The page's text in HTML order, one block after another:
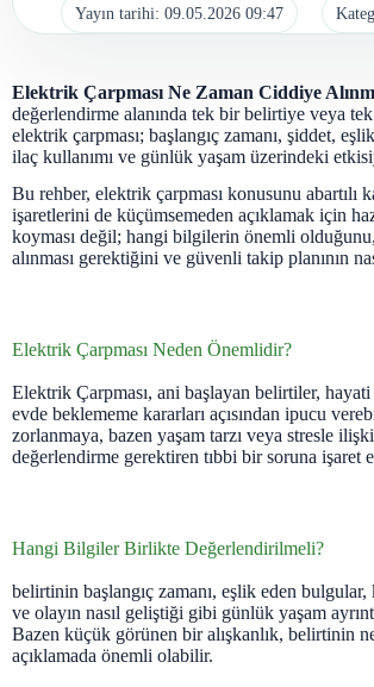
Yayın tarihi: 09.05.2026 09:47
Elektrik Çarpması Ne Zaman Ciddiye
değerlendirme alanında tek bir belirtiye veya tek
elektrik çarpması; başlangıç zamanı, şiddet,
ilaç kullanımı ve günlük yaşam üzerindeki
Bu rehber, elektrik çarpması konusunu abartılı
işaretlerini de küçümsemeden açıklamak için
koyması değil; hangi bilgilerin önemli
alınması gerektiğini ve güvenli takip planının
Elektrik Çarpması Neden Önemlidir?
Elektrik Çarpması, ani başlayan belirtiler,
evde beklememe kararları açısından ipucu
zorlanmaya, bazen yaşam tarzı veya stresle
değerlendirme gerektiren tıbbi bir soruna işaret
Hangi Bilgiler Birlikte Değerlendirilmeli?
belirtinin başlangıç zamanı, eşlik eden
ve olayın nasıl geliştiği gibi günlük yaşam
Bazen küçük görünen bir alışkanlık, belirtinin
açıklamada önemli olabilir.